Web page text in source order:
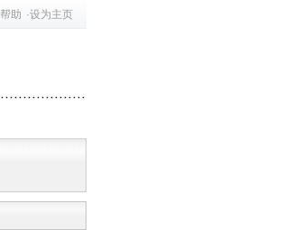
帮助 ·设为主页